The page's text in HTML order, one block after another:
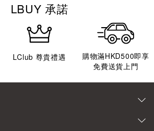
LBUY 承諾
LClub 尊貴禮遇
購物滿HKD500即享
免費送貨上門